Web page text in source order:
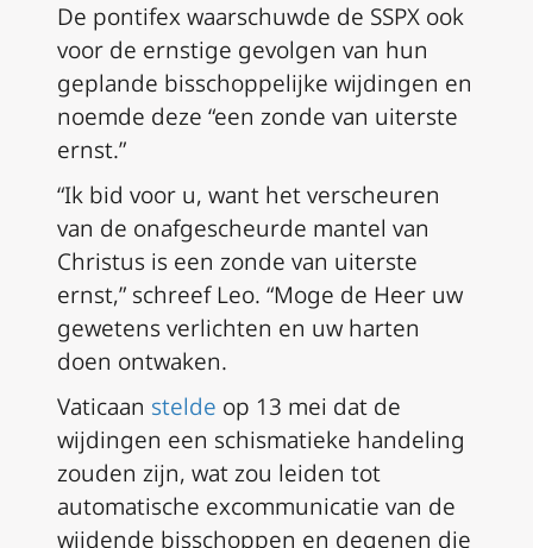
De pontifex waarschuwde de SSPX ook
voor de ernstige gevolgen van hun
geplande bisschoppelijke wijdingen en
noemde deze “een zonde van uiterste
ernst.”
“Ik bid voor u, want het verscheuren
van de onafgescheurde mantel van
Christus is een zonde van uiterste
ernst,” schreef Leo. “Moge de Heer uw
gewetens verlichten en uw harten
doen ontwaken.
Vaticaan stelde op 13 mei dat de
wijdingen een schismatieke handeling
zouden zijn, wat zou leiden tot
automatische excommunicatie van de
wijdende bisschoppen en degenen die